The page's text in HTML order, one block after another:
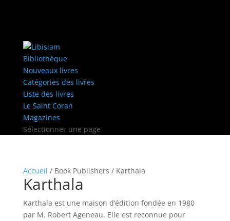
Bibliothèque
Nouveaux livres
Catégories des livres
Liste des livres
Le Saint Coran
Magazines
Sélectionner une page
Accueil / Book Publishers / Karthala
Karthala
Karthala est une maison d’édition fondée en 1980
par M. Robert Ageneau. Elle est reconnue pour